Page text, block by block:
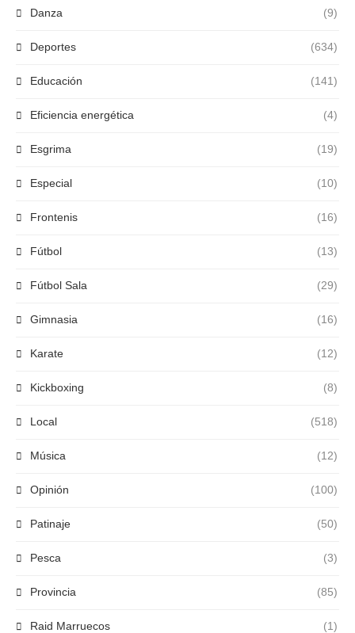
Danza (9)
Deportes (634)
Educación (141)
Eficiencia energética (4)
Esgrima (19)
Especial (10)
Frontenis (16)
Fútbol (13)
Fútbol Sala (29)
Gimnasia (16)
Karate (12)
Kickboxing (8)
Local (518)
Música (12)
Opinión (100)
Patinaje (50)
Pesca (3)
Provincia (85)
Raid Marruecos (1)